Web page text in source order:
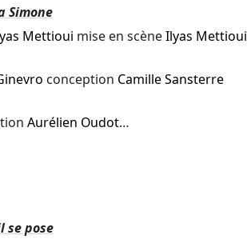
Simone
Mettioui mise en scèneIlyas Mettioui
conception Camille Sansterre
Aurélien Oudot…
se pose